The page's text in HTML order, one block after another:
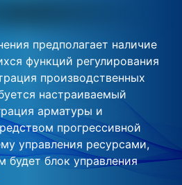
предполагает наличие
функций регулирования
производственных
настраиваемый
арматуры и
прогрессивной
управления ресурсами,
блок управления